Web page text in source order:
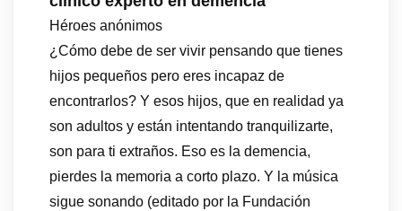
Héroes anónimos
¿Cómo debe de ser vivir pensando que tienes
hijos pequeños pero eres incapaz de
encontrarlos? Y esos hijos, que en realidad ya
son adultos y están intentando tranquilizarte,
son para ti extraños. Eso es la demencia,
pierdes la memoria a corto plazo. Y la música
sigue sonando (editado por la Fundación